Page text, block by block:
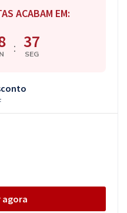
ACABAM EM:
: 36
SEG
agora